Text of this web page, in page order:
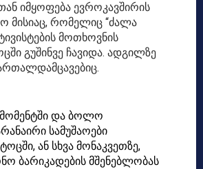
იმყოფება ევროკავშირის
მისიაც, რომელიც “ძალა
მოთხოვნის
გუშინვე ჩავიდა. ადგილზე
და ბოლო
სამუშაოები
ან სხვა მონაკვეთზე,
ბარიკადების მშენებლობას